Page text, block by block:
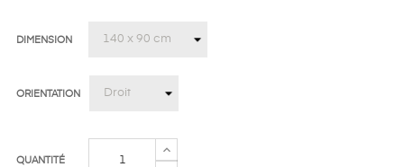
DIMENSION
ORIENTATION
QUANTITÉ